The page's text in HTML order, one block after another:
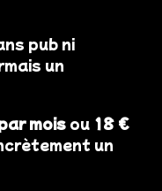
pub ni
un
mois ou 18 €
un